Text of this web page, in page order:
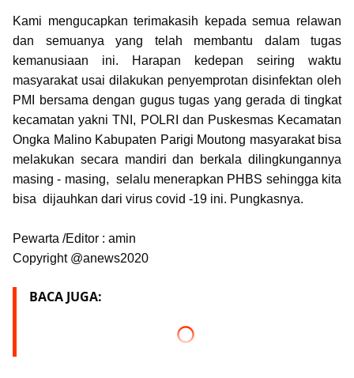
Kami mengucapkan terimakasih kepada semua relawan
dan semuanya yang telah membantu dalam tugas
kemanusiaan ini. Harapan kedepan seiring waktu
masyarakat usai dilakukan penyemprotan disinfektan oleh
PMI bersama dengan gugus tugas yang gerada di tingkat
kecamatan yakni TNI, POLRI dan Puskesmas Kecamatan
Ongka Malino Kabupaten Parigi Moutong masyarakat bisa
melakukan secara mandiri dan berkala dilingkungannya
masing - masing, selalu menerapkan PHBS sehingga kita
bisa dijauhkan dari virus covid -19 ini. Pungkasnya.
Pewarta /Editor : amin
Copyright @anews2020
BACA JUGA: